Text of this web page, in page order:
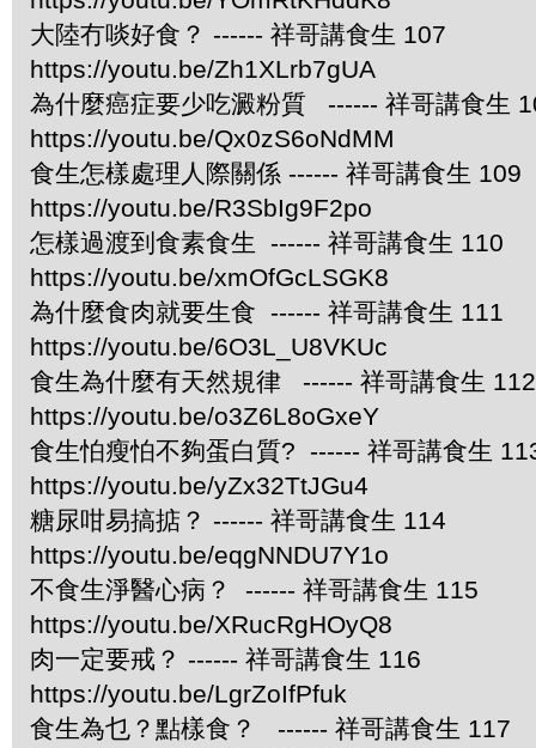
大陸冇啖好食？ ------ 祥哥講食生 107
https://youtu.be/Zh1XLrb7gUA
為什麼癌症要少吃澱粉質 ------ 祥哥講食生
https://youtu.be/Qx0zS6oNdMM
食生怎樣處理人際關係 ------ 祥哥講食生 109
https://youtu.be/R3SbIg9F2po
怎樣過渡到食素食生 ------ 祥哥講食生 110
https://youtu.be/xmOfGcLSGK8
為什麼食肉就要生食 ------ 祥哥講食生 111
https://youtu.be/6O3L_U8VKUc
食生為什麼有天然規律 ------ 祥哥講食生 112
https://youtu.be/o3Z6L8oGxeY
食生怕瘦怕不夠蛋白質? ------ 祥哥講食生
https://youtu.be/yZx32TtJGu4
糖尿咁易搞掂？ ------ 祥哥講食生 114
https://youtu.be/eqgNNDU7Y1o
不食生淨醫心病？ ------ 祥哥講食生 115
https://youtu.be/XRucRgHOyQ8
肉一定要戒？ ------ 祥哥講食生 116
https://youtu.be/LgrZoIfPfuk
食生為乜？點樣食？ ------ 祥哥講食生 117